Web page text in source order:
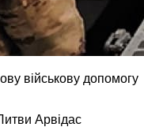
військову допомогу
Арвідас